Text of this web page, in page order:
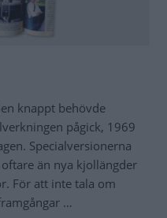
knappt behövde
pågick, 1969
Specialversionerna
än nya kjollängder
För att inte tala om
…